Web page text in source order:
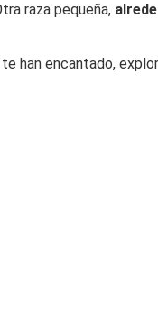
raza pequeña,
te han encantado,